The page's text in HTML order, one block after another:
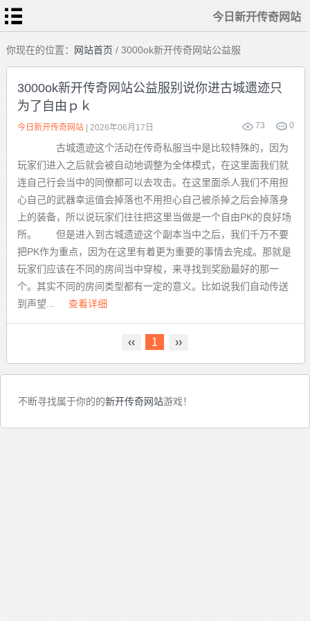
今日新开传奇网站
首
页
今
日
新
开
传
奇
网
站
热
血
传
奇
私
服
传
奇
sf
发
布
站
新
开
合
击
传
奇
你现在的位置：网站首页/ 3000ok新开传奇网站公益服
3000ok新开传奇网站公益服别说你进古城遗迹只
为了自由ｐｋ
73 0
今日新开传奇网站 | 2026年06月17日
古城遗迹这个活动在传奇私服当中是比较特殊的，因为
玩家们进入之后就会被自动地调整为全体模式，在这里面我们就
连自己行会当中的同僚都可以去攻击。在这里面杀人我们不用担
心自己的武器幸运值会掉落也不用担心自己被杀掉之后会掉落身
上的装备，所以说玩家们往往把这里当做是一个自由PK的良好场
所。 但是进入到古城遗迹这个副本当中之后，我们千万不要
把PK作为重点，因为在这里有着更为重要的事情去完成。那就是
玩家们应该在不同的房间当中穿梭，来寻找到奖励最好的那一
个。其实不同的房间类型都有一定的意义。比如说我们自动传送
到声望...
查看详细
‹‹ 1 ››
不断寻找属于你的的新开传奇网站游戏！